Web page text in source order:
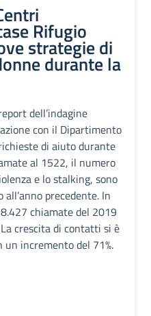
Rifugio
strategie di
durante la
dell’indagine
con il Dipartimento
di aiuto durante
al 1522, il numero
e lo stalking, sono
precedente. In
chiamate del 2019
crescita di contatti si è
incremento del 71%.